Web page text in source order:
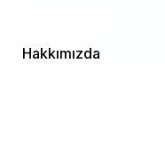
Hakkımızda